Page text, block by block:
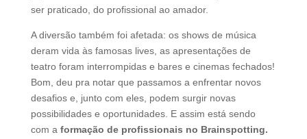
ser praticado, do profissional ao amador.
A diversão também foi afetada: os shows de música
deram vida às famosas lives, as apresentações de
teatro foram interrompidas e bares e cinemas fechados!
Bom, deu pra notar que passamos a enfrentar novos
desafios e, junto com eles, podem surgir novas
possibilidades e oportunidades. E assim está sendo
com a formação de profissionais no Brainspotting.